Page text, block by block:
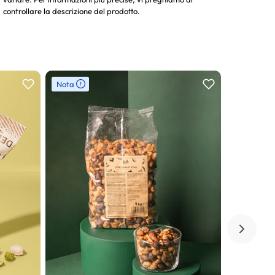
controllare la descrizione del prodotto.
Nota